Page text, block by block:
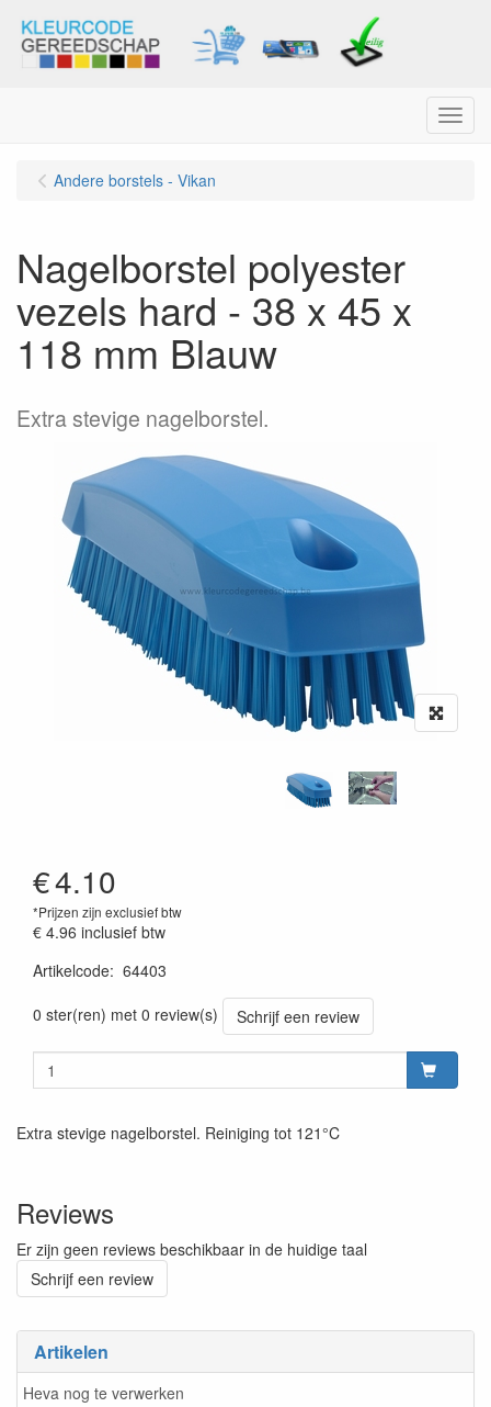
Menu
Artikelen
Heva nog te verwerken
Andere borstels - Vikan
Nagelborstel polyester
vezels hard - 38 x 45 x
118 mm Blauw
Extra stevige nagelborstel.
€4.10
*Prijzen zijn exclusief btw
€ 4.96 inclusief btw
Artikelcode: 64403
0 ster(ren) met 0 review(s)
Schrijf een review
Extra stevige nagelborstel. Reiniging tot 121°C
Reviews
Er zijn geen reviews beschikbaar in de huidige taal
Schrijf een review